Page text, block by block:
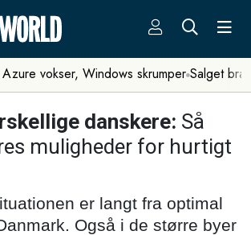
vokser, Windows skrumper Salget
danskere: Så
muligheder for hurtigt
er langt fra optimal
Også i de større byer